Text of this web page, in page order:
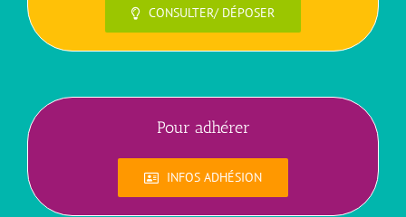
CONSULTER/ DÉPOSER
Pour adhérer
INFOS ADHÉSION